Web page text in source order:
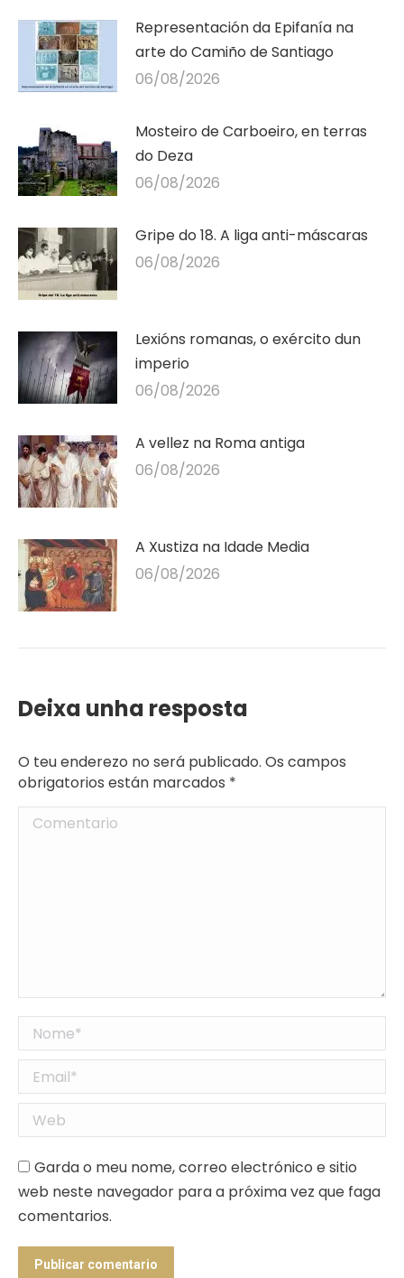
Representación da Epifanía na
arte do Camiño de Santiago
06/08/2026
Mosteiro de Carboeiro, en terras
do Deza
06/08/2026
Gripe do 18. A liga anti-máscaras
06/08/2026
Lexións romanas, o exército dun
imperio
06/08/2026
A vellez na Roma antiga
06/08/2026
A Xustiza na Idade Media
06/08/2026
Deixa unha resposta
O teu enderezo no será publicado. Os campos
obrigatorios están marcados *
Comentario
Nome *
Email *
Web
Garda o meu nome, correo electrónico e sitio
web neste navegador para a próxima vez que faga
comentarios.
Publicar comentario